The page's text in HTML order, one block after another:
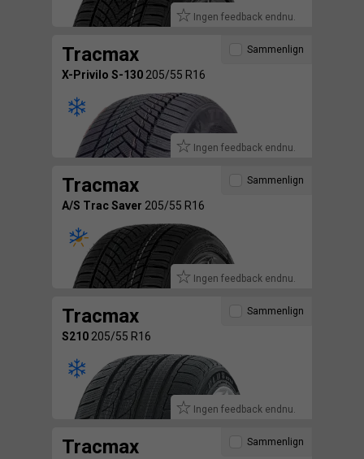
Ingen feedback endnu.
Tracmax
X-Privilo S-130 205/55 R16
Ingen feedback endnu.
Sammenlign
Tracmax
A/S Trac Saver 205/55 R16
Ingen feedback endnu.
Sammenlign
Tracmax
S210 205/55 R16
Ingen feedback endnu.
Sammenlign
Tracmax Sammenlign